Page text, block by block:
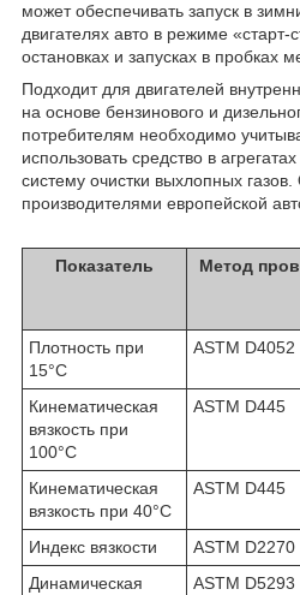
может обеспечивать запуск в
двигателях авто в режиме «старт-
остановках и запусках в пробках
Подходит для двигателей
на основе бензинового и
потребителям необходимо
использовать средство в
систему очистки выхлопных
производителями европейской
Показатель Метод
Плотность при
15°C
ASTM D4052
Кинематическая
вязкость при
100°C
ASTM D445
Кинематическая
вязкость при 40°C
ASTM D445
Индекс вязкости ASTM D2270
Динамическая
ASTM D5293